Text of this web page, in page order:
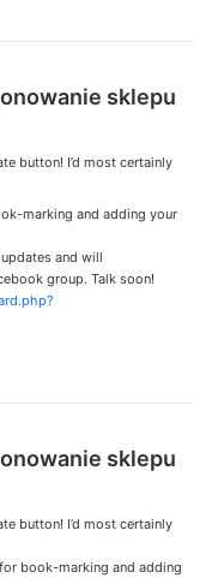
sklepu
button! I’d most certainly
marking and adding your
and will
group. Talk soon!
sklepu
button! I’d most certainly
book-marking and adding